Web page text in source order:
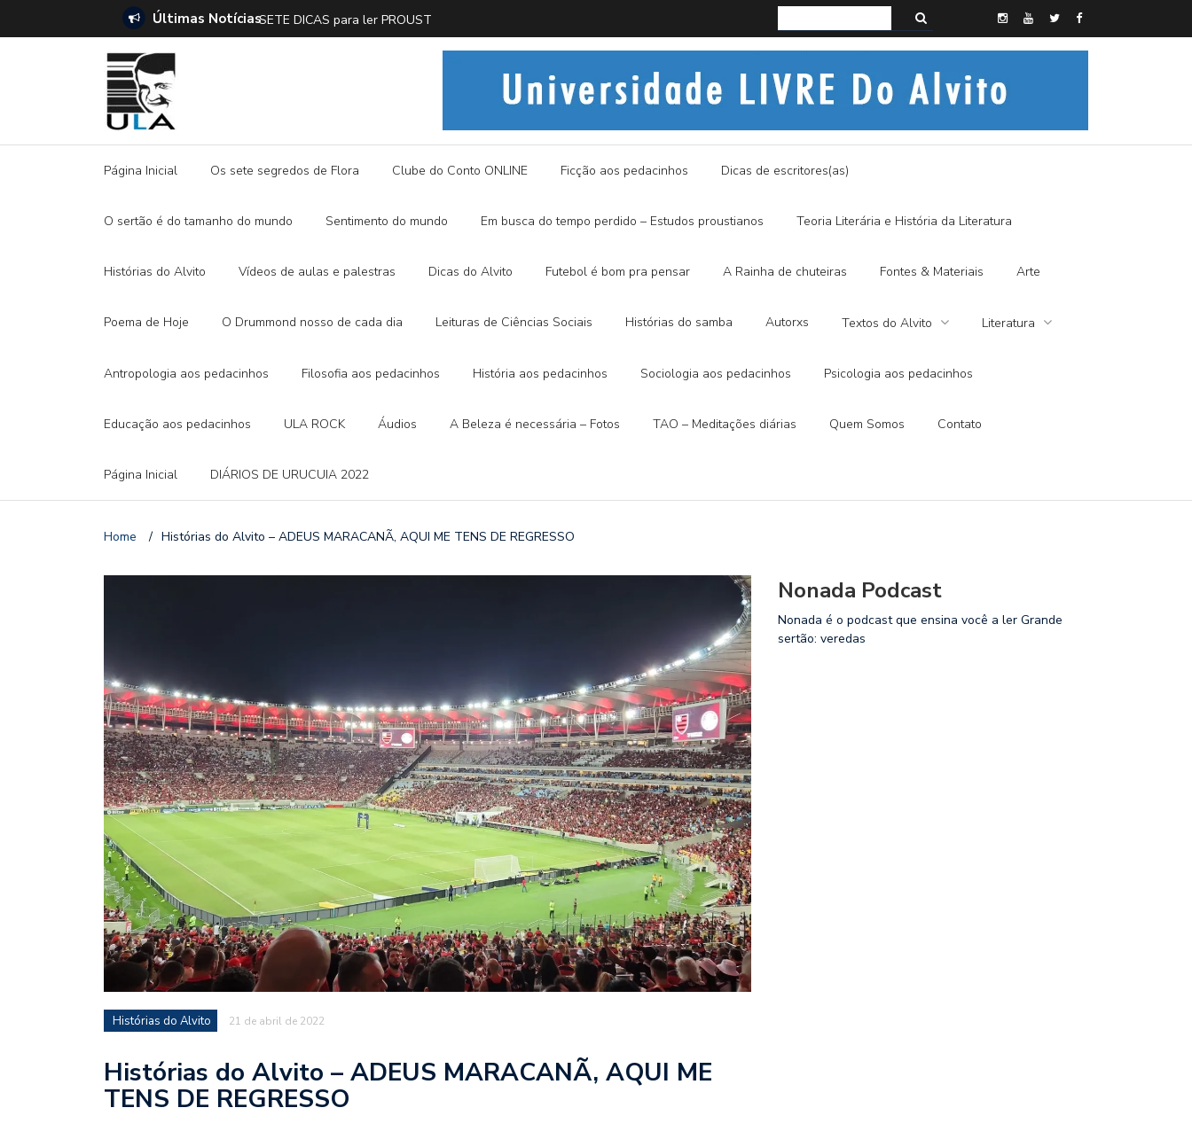
Últimas NotíciasSETE DICAS para ler PROUST Histórias do Alvito – A FRALDA DE PANO E A DITADURA DIGITAL
Página Inicial Os sete segredos de Flora Clube do Conto ONLINE Ficção aos pedacinhos Dicas de escritores(as)
O sertão é do tamanho do mundo Sentimento do mundo Em busca do tempo perdido – Estudos proustianos Teoria Literária e História da Literatura
Histórias do Alvito Vídeos de aulas e palestras Dicas do Alvito Futebol é bom pra pensar A Rainha de chuteiras Fontes & Materiais Arte
Poema de Hoje O Drummond nosso de cada dia Leituras de Ciências Sociais Histórias do samba Autorxs Textos do Alvito Literatura
Antropologia aos pedacinhos Filosofia aos pedacinhos História aos pedacinhos Sociologia aos pedacinhos Psicologia aos pedacinhos
Educação aos pedacinhos ULA ROCK Áudios A Beleza é necessária – Fotos TAO – Meditações diárias Quem Somos Contato
Página Inicial DIÁRIOS DE URUCUIA 2022
Home / Histórias do Alvito – ADEUS MARACANÃ, AQUI ME TENS DE REGRESSO
Histórias do Alvito 21 de abril de 2022
Histórias do Alvito – ADEUS MARACANÃ, AQUI ME
TENS DE REGRESSO
Nonada Podcast
Nonada é o podcast que ensina você a ler Grande
sertão: veredas